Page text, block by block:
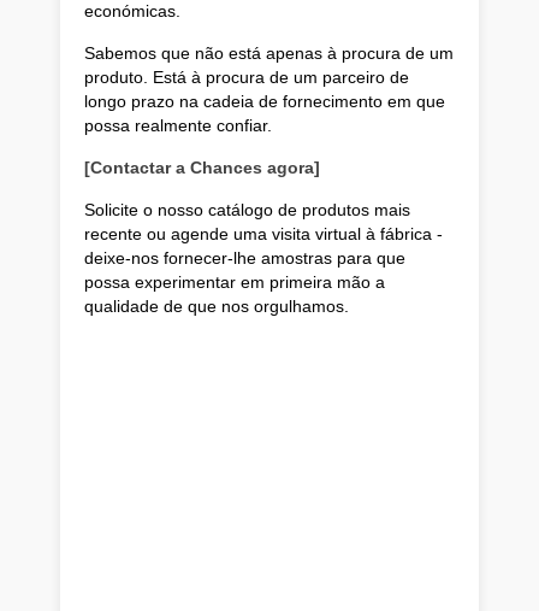
económicas.
Sabemos que não está apenas à procura de um
produto. Está à procura de um parceiro de
longo prazo na cadeia de fornecimento em que
possa realmente confiar.
[Contactar a Chances agora]
Solicite o nosso catálogo de produtos mais
recente ou agende uma visita virtual à fábrica -
deixe-nos fornecer-lhe amostras para que
possa experimentar em primeira mão a
qualidade de que nos orgulhamos.